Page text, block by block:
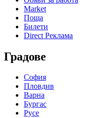
Market
Поща
Билети
Direct Реклама
Градове
София
Пловдив
Варна
Бургас
Русе